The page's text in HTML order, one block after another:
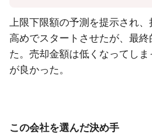
上限下限額の予測を提示され
高めでスタートさせたが、最
た。売却金額は低くなってし
が良かった。
この会社を選んだ決め手